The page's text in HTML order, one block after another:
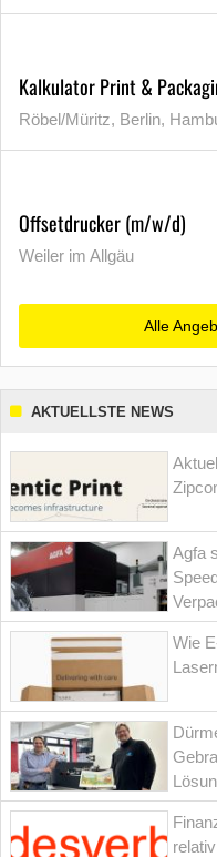
Kalkulator Print &
Röbel/Müritz, Berlin,
Offsetdrucker (m/w/d)
Weiler im Allgäu
Alle
AKTUELLSTE NEWS
Agfa
Wie